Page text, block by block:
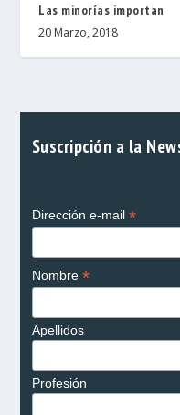
Las minorías importan
20 Marzo, 2018
Suscripción a la
Dirección e-mail *
Nombre *
Apellidos
Profesión